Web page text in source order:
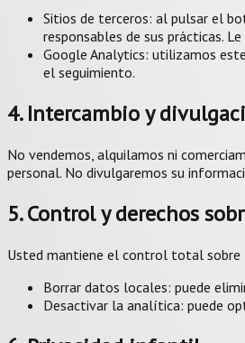
Sitios de terceros: al pulsar el
responsables de sus prácticas.
Google Analytics: utilizamos
el seguimiento.
4. Intercambio y
No vendemos, alquilamos ni
personal. No divulgaremos su
5. Control y derechos
Usted mantiene el control total sobre
Borrar datos locales: puede
Desactivar la analítica: puede